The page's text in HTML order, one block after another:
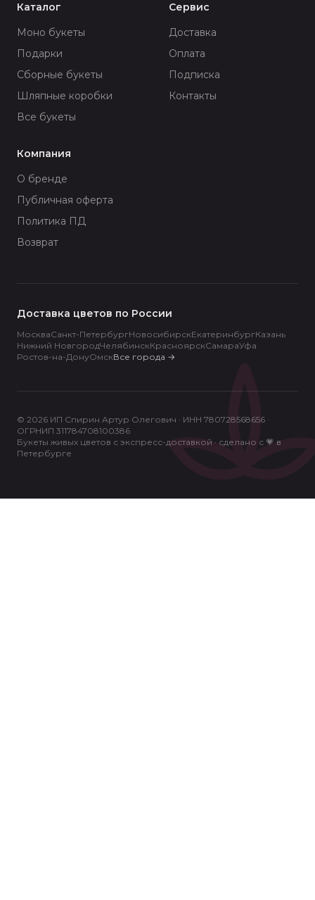
Каталог
Моно букеты
Подарки
Сборные букеты
Шляпные коробки
Все букеты
Сервис
Доставка
Оплата
Подписка
Контакты
Компания
О бренде
Публичная оферта
Политика ПД
Возврат
Доставка цветов по России
МоскваСанкт-ПетербургНовосибирскЕкатеринбургКазань
Нижний НовгородЧелябинскКрасноярскСамараУфа
Ростов-на-ДонуОмскВсе города →
© 2026 ИП Спирин Артур Олегович · ИНН 780728568656 ·
ОГРНИП 311784708100386
Букеты живых цветов с экспресс-доставкой · сделано с 💗 в
Петербурге